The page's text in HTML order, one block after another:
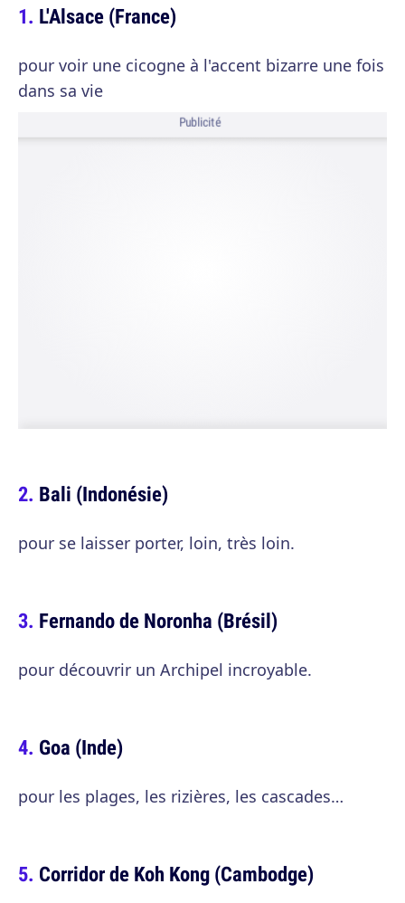
L'Alsace (France)
pour voir une cicogne à l'accent bizarre une fois
dans sa vie
Publicité
Bali (Indonésie)
pour se laisser porter, loin, très loin.
Fernando de Noronha (Brésil)
pour découvrir un Archipel incroyable.
Goa (Inde)
pour les plages, les rizières, les cascades…
Corridor de Koh Kong (Cambodge)